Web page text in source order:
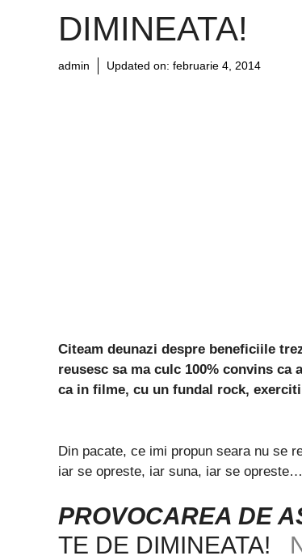
DIMINEATA!
admin Updated on: februarie 4, 2014
Citeam deunazi despre beneficiile
reusesc sa ma culc 100% convins
ca in filme, cu un fundal rock,
Din pacate, ce imi propun seara nu se
iar se opreste, iar suna, iar se
PROVOCAREA DE
TE DE DIMINEATA!